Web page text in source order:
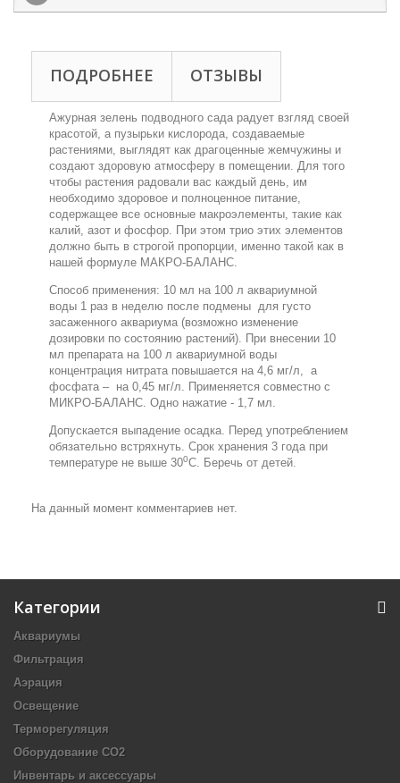
ПОДРОБНЕЕ ОТЗЫВЫ
Ажурная зелень подводного сада радует взгляд своей
красотой, а пузырьки кислорода, создаваемые
растениями, выглядят как драгоценные жемчужины и
создают здоровую атмосферу в помещении. Для того
чтобы растения радовали вас каждый день, им
необходимо здоровое и полноценное питание,
содержащее все основные макроэлементы, такие как
калий, азот и фосфор. При этом трио этих элементов
должно быть в строгой пропорции, именно такой как в
нашей формуле МАКРО-БАЛАНС.
Способ применения: 10 мл на 100 л аквариумной
воды 1 раз в неделю после подмены для густо
засаженного аквариума (возможно изменение
дозировки по состоянию растений). При внесении 10
мл препарата на 100 л аквариумной воды
концентрация нитрата повышается на 4,6 мг/л, а
фосфата – на 0,45 мг/л. Применяется совместно с
МИКРО-БАЛАНС. Одно нажатие - 1,7 мл.
Допускается выпадение осадка. Перед употреблением
обязательно встряхнуть. Срок хранения 3 года при
температуре не выше 300С. Беречь от детей.
На данный момент комментариев нет.
Категории
Аквариумы
Фильтрация
Аэрация
Освещение
Терморегуляция
Оборудование CO2
Инвентарь и аксессуары